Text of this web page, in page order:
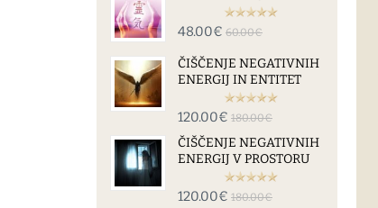
48.00€ 60.00€
ČIŠČENJE NEGATIVNIH
ENERGIJ IN ENTITET
120.00€ 180.00€
ČIŠČENJE NEGATIVNIH
ENERGIJ V PROSTORU
120.00€ 180.00€